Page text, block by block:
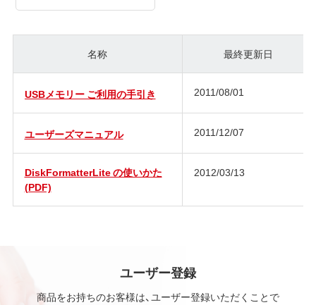
名称 最終更新日
USBメモリー ご利用の手引き 2011/08/01
ユーザーズマニュアル 2011/12/07
DiskFormatterLite の使いかた
(PDF)
2012/03/13
ユーザー登録
商品をお持ちのお客様は、ユーザー登録いただくことで